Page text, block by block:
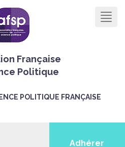
Française
Politique
POLITIQUE FRANÇAISE
Adhérer